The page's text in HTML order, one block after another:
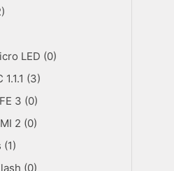
LED (0)
1.1.1 (3)
3 (0)
2 (0)
(1)
(0)